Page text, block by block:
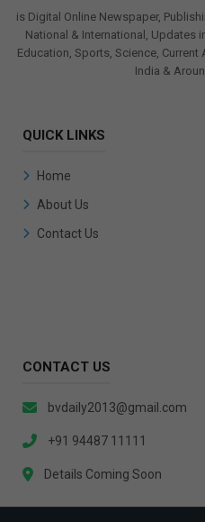
is Digital Online Newspaper,
National & International, Updates
Education, Sports, Science,
India &
QUICK LINKS
Home
About Us
Contact Us
CONTACT US
bvdaily2013@gmail.com
+91 94487 11111
Details Coming Soon